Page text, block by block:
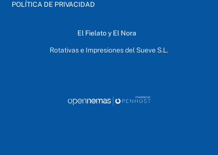
POLÍTICA DE PRIVACIDAD
El Fielato y El Nora
Rotativas e Impresiones del Sueve S.L.